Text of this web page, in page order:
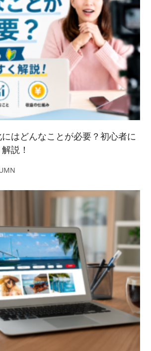
はどんなことが必要？初心者に
説！